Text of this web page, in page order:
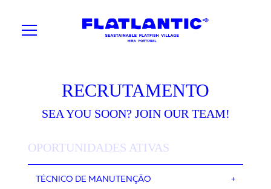
RECRUTAMENTO
SEA YOU SOON? JOIN OUR TEAM!
OPORTUNIDADES ATIVAS
TÉCNICO DE MANUTENÇÃO